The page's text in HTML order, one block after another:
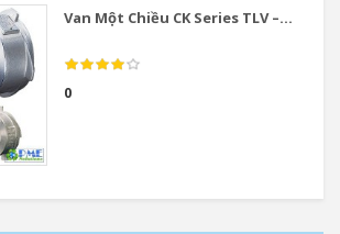
Van Một Chiều CK Series TLV –...
0